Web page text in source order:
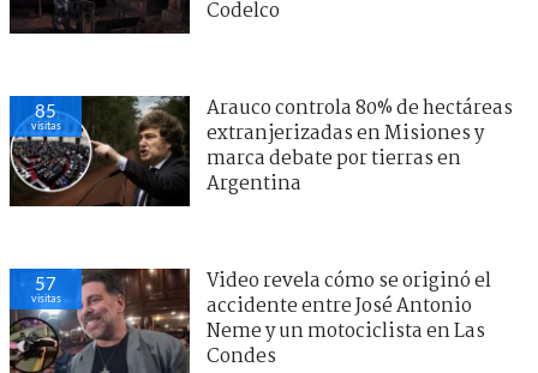
Codelco
85
visitas
Arauco controla 80% de hectáreas
extranjerizadas en Misiones y
marca debate por tierras en
Argentina
57
visitas
Video revela cómo se originó el
accidente entre José Antonio
Neme y un motociclista en Las
Condes